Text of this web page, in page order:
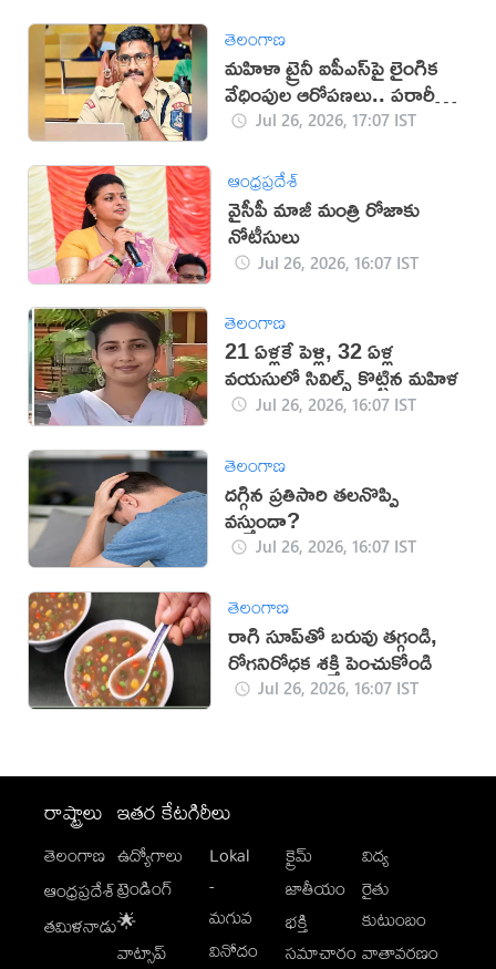
తెలంగాణ
మహిళా ట్రైనీ ఐపీఎస్‌పై లైంగిక
వేధింపుల ఆరోపణలు.. పరారీలో
ఉదయ్!Jul 26, 2026, 17:07 IST
ఆంధ్రప్రదేశ్
వైసీపీ మాజీ మంత్రి రోజాకు
నోటీసులు
Jul 26, 2026, 16:07 IST
తెలంగాణ
21 ఏళ్లకే పెళ్లి, 32 ఏళ్ల
వయసులో సివిల్స్ కొట్టిన మహిళ
Jul 26, 2026, 16:07 IST
తెలంగాణ
ద‌గ్గిన ప్ర‌తిసారి త‌ల‌నొప్పి
వ‌స్తుందా?
Jul 26, 2026, 16:07 IST
తెలంగాణ
రాగి సూప్‌తో బరువు తగ్గండి,
రోగనిరోధక శక్తి పెంచుకోండి
Jul 26, 2026, 16:07 IST
రాష్ట్రాలు
తెలంగాణ
ఆంధ్రప్రదేశ్
తమిళనాడు
ఇతర కేటగిరీలు
ఉద్యోగాలు
ట్రెండింగ్
🌟
వాట్సాప్
Lokal
-
మగువ
వినోదం
క్రైమ్
జాతీయం
భక్తి
సమాచారం
విద్య
రైతు
కుటుంబం
వాతావరణం